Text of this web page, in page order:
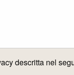
descritta nel